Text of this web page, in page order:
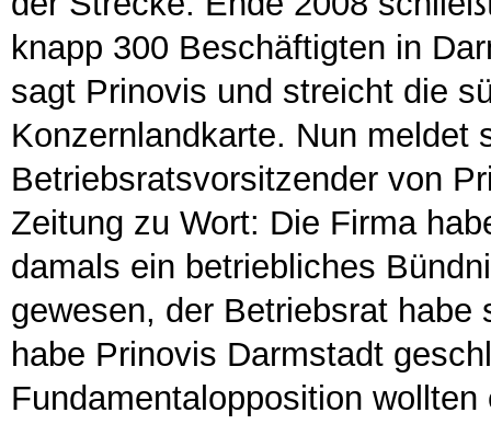
knapp 300 Beschäftigten in
sagt Prinovis und streicht die
Konzernlandkarte. Nun meldet
Betriebsratsvorsitzender von
Zeitung zu Wort: Die Firma
damals ein betriebliches
gewesen, der Betriebsrat
habe Prinovis Darmstadt
Fundamentalopposition